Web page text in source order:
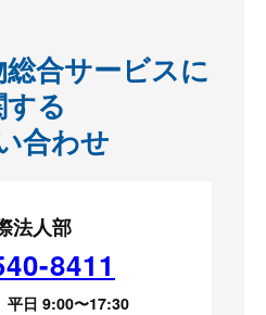
合サービスに
する
合わせ
法人部
8411
平日 9:00〜17:30